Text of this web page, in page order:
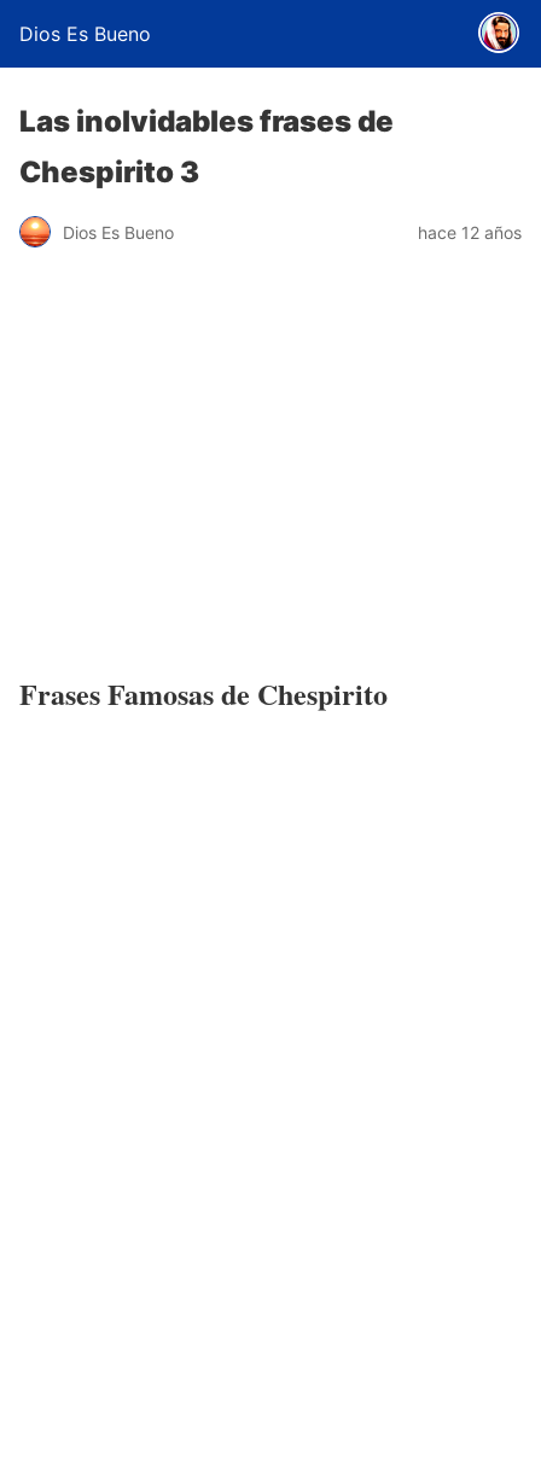
Dios Es Bueno
Las inolvidables frases de
Chespirito 3
Dios Es Bueno hace 12 años
Frases Famosas de Chespirito